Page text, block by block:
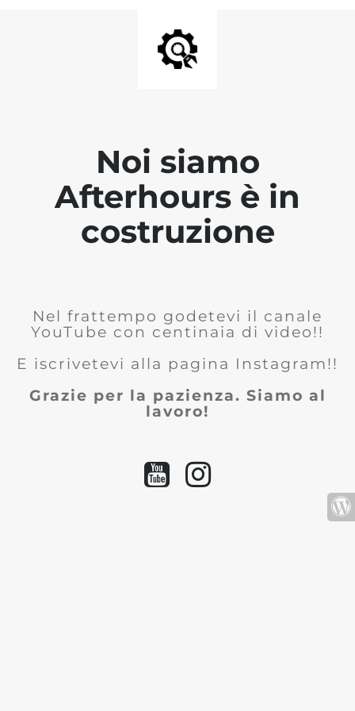
Noi siamo
Afterhours è in
costruzione
Nel frattempo godetevi il canale
YouTube con centinaia di video!!
E iscrivetevi alla pagina Instagram!!
Grazie per la pazienza. Siamo al
lavoro!